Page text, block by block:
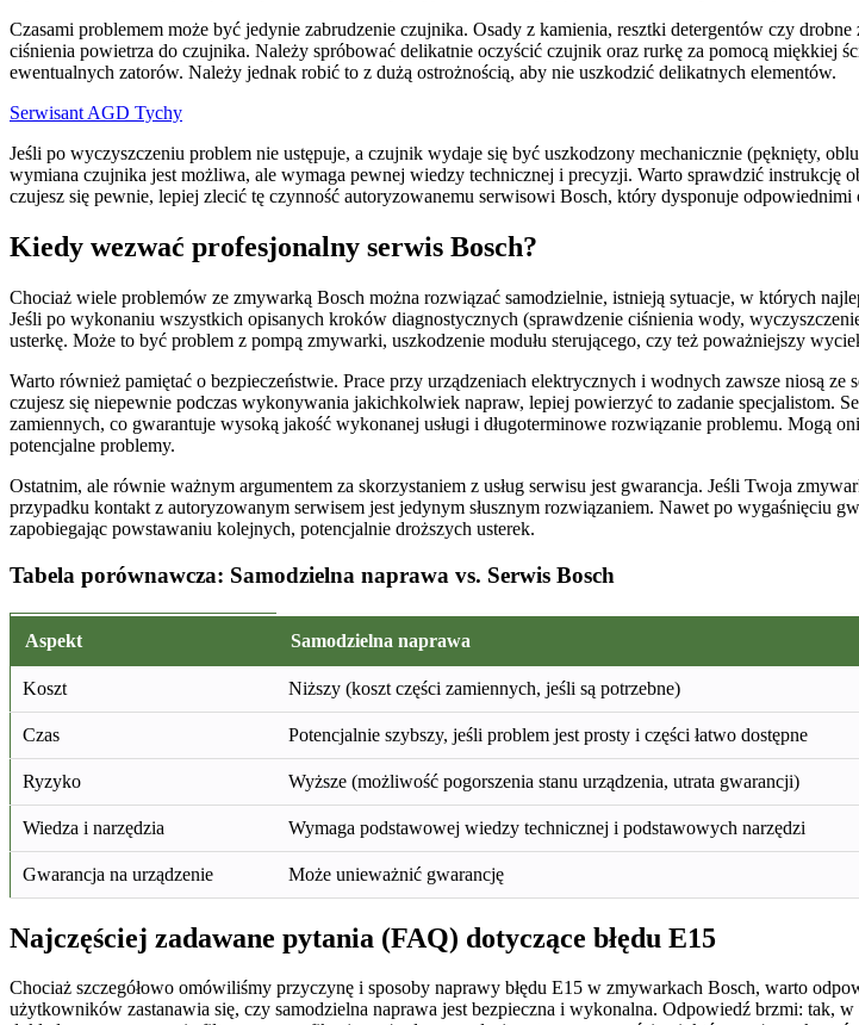
Czasami problemem może być jedynie zabrudzenie czujnika. Osady z kamienia, resztki detergentów czy
ciśnienia powietrza do czujnika. Należy spróbować delikatnie oczyścić czujnik oraz rurkę za pomocą miękkiej
ewentualnych zatorów. Należy jednak robić to z dużą ostrożnością, aby nie uszkodzić delikatnych elementów.
Serwisant AGD Tychy
Jeśli po wyczyszczeniu problem nie ustępuje, a czujnik wydaje się być uszkodzony mechanicznie (pęknięty,
wymiana czujnika jest możliwa, ale wymaga pewnej wiedzy technicznej i precyzji. Warto sprawdzić
czujesz się pewnie, lepiej zlecić tę czynność autoryzowanemu serwisowi Bosch, który dysponuje
Kiedy wezwać profesjonalny serwis Bosch?
Chociaż wiele problemów ze zmywarką Bosch można rozwiązać samodzielnie, istnieją sytuacje, w których
Jeśli po wykonaniu wszystkich opisanych kroków diagnostycznych (sprawdzenie ciśnienia wody,
usterkę. Może to być problem z pompą zmywarki, uszkodzenie modułu sterującego, czy też poważniejszy
Warto również pamiętać o bezpieczeństwie. Prace przy urządzeniach elektrycznych i wodnych zawsze niosą
czujesz się niepewnie podczas wykonywania jakichkolwiek napraw, lepiej powierzyć to zadanie specjalistom.
zamiennych, co gwarantuje wysoką jakość wykonanej usługi i długoterminowe rozwiązanie problemu. Mogą
potencjalne problemy.
Ostatnim, ale równie ważnym argumentem za skorzystaniem z usług serwisu jest gwarancja. Jeśli Twoja
przypadku kontakt z autoryzowanym serwisem jest jedynym słusznym rozwiązaniem. Nawet po wygaśnięciu
zapobiegając powstawaniu kolejnych, potencjalnie droższych usterek.
Tabela porównawcza: Samodzielna naprawa vs. Serwis Bosch
Aspekt Samodzielna naprawa
Koszt Niższy (koszt części zamiennych, jeśli są potrzebne)
Czas Potencjalnie szybszy, jeśli problem jest prosty i części łatwo dostępne
Ryzyko Wyższe (możliwość pogorszenia stanu urządzenia, utrata gwarancji)
Wiedza i narzędzia Wymaga podstawowej wiedzy technicznej i podstawowych narzędzi
Gwarancja na urządzenie Może unieważnić gwarancję
Najczęściej zadawane pytania (FAQ) dotyczące błędu E15
Chociaż szczegółowo omówiliśmy przyczynę i sposoby naprawy błędu E15 w zmywarkach Bosch, warto
użytkowników zastanawia się, czy samodzielna naprawa jest bezpieczna i wykonalna. Odpowiedź brzmi: tak,